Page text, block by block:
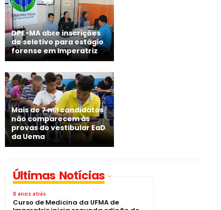
DPE-MA abre inscrições
de seletivo para estágio
forense em Imperatriz
Mais de 7 mil candidatos
não comparecem às
provas do vestibular EaD
da Uema
Últimas Notícias
8 anos atrás
Curso de Medicina da UFMA de